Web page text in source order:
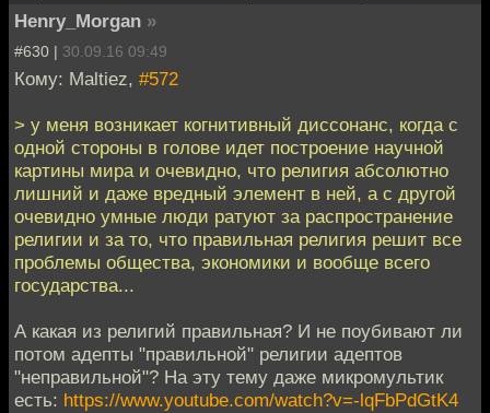
Henry_Morgan »
#630 | 30.09.16 09:49
Кому: Maltiez, #572
> у меня возникает когнитивный диссонанс, когда с
одной стороны в голове идет построение научной
картины мира и очевидно, что религия абсолютно
лишний и даже вредный элемент в ней, а с другой
очевидно умные люди ратуют за распространение
религии и за то, что правильная религия решит все
проблемы общества, экономики и вообще всего
государства...
А какая из религий правильная? И не поубивают ли
потом адепты "правильной" религии адептов
"неправильной"? На эту тему даже микромультик
есть: https://www.youtube.com/watch?v=-lqFbPdGtK4